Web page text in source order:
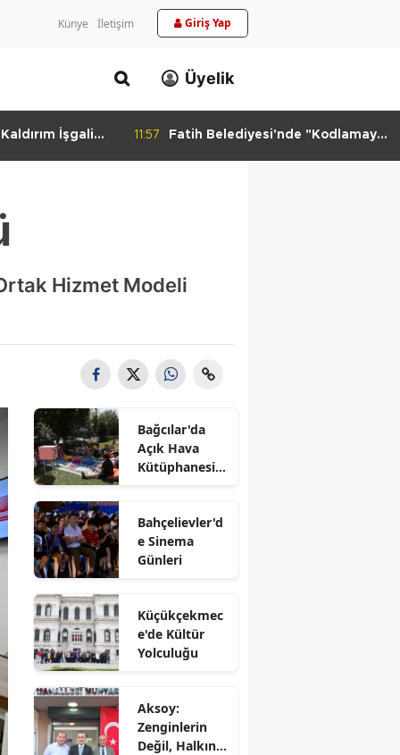
Künye İletişim Giriş Yap
Üyelik
İşgali 11:57
Fatih Belediyesi'nde "Kodlamaya
Hizmet Modeli
Bağcılar'da
Açık Hava
Kütüphanesi'n
Bahçelievler'd
e Sinema
Günleri
Küçükçekmec
e'de Kültür
Yolculuğu
Aksoy:
Zenginlerin
Değil, Halkın